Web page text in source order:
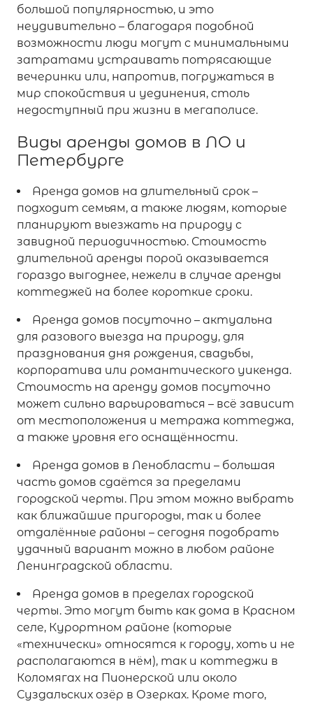
большой популярностью, и это
неудивительно – благодаря подобной
возможности люди могут с минимальными
затратами устраивать потрясающие
вечеринки или, напротив, погружаться в
мир спокойствия и уединения, столь
недоступный при жизни в мегаполисе.
Виды аренды домов в ЛО и
Петербурге
Аренда домов на длительный срок –
подходит семьям, а также людям, которые
планируют выезжать на природу с
завидной периодичностью. Стоимость
длительной аренды порой оказывается
гораздо выгоднее, нежели в случае аренды
коттеджей на более короткие сроки.
Аренда домов посуточно – актуальна
для разового выезда на природу, для
празднования дня рождения, свадьбы,
корпоратива или романтического уикенда.
Стоимость на аренду домов посуточно
может сильно варьироваться – всё зависит
от местоположения и метража коттеджа,
а также уровня его оснащённости.
Аренда домов в Ленобласти – большая
часть домов сдаётся за пределами
городской черты. При этом можно выбрать
как ближайшие пригороды, так и более
отдалённые районы – сегодня подобрать
удачный вариант можно в любом районе
Ленинградской области.
Аренда домов в пределах городской
черты. Это могут быть как дома в Красном
селе, Курортном районе (которые
«технически» относятся к городу, хоть и не
располагаются в нём), так и коттеджи в
Коломягах на Пионерской или около
Суздальских озёр в Озерках. Кроме того,